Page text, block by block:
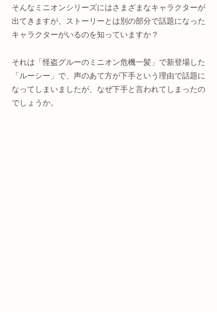
そんなミニオンシリーズにはさまざまなキャラクターが
出てきますが、ストーリーとは別の部分で話題になった
キャラクターがいるのを知っていますか？
それは「怪盗グルーのミニオン危機一髪」で新登場した
「ルーシー」で、声のあて方が下手という理由で話題に
なってしまいましたが、なぜ下手と言われてしまったの
でしょうか。